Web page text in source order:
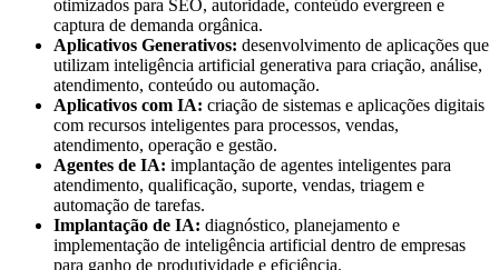
otimizados para SEO, autoridade, conteúdo evergreen e
captura de demanda orgânica.
Aplicativos Generativos: desenvolvimento de aplicações que
utilizam inteligência artificial generativa para criação, análise,
atendimento, conteúdo ou automação.
Aplicativos com IA: criação de sistemas e aplicações digitais
com recursos inteligentes para processos, vendas,
atendimento, operação e gestão.
Agentes de IA: implantação de agentes inteligentes para
atendimento, qualificação, suporte, vendas, triagem e
automação de tarefas.
Implantação de IA: diagnóstico, planejamento e
implementação de inteligência artificial dentro de empresas
para ganho de produtividade e eficiência.